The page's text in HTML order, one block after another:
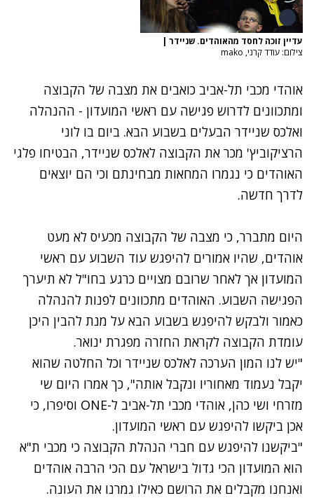
עדיין זוכה לחסד מהאוהדים. שניידר |
צילום: עודד קרני, mako
אוהדי מכבי תל-אביב כואבים את מצבה של הקבוצה
ומתכוונים לדרוש פגישה עם ראשי המועדון - ההנהלה
ואלכס שניידר הבעלים בשבוע הבא. ביום בו לוני
הרציקוביץ' מכר את הקבוצה לאלכס שניידר, הבטיחו פלגי
האוהדים כי נגמרו המחאות מבחינתם וכי הם יוצאים
לדרך חדשה.
היום מתברר, כי מצבה של הקבוצה מכעיס לא מעט
אוהדים, שהיו אמורים להיפגש עוד השבוע עם ראשי
המועדון אך לאחר שרובם מצויים כרגע בחו"ל לא תיערך
הפגישה השבוע. האוהדים מתכוונים לפנות להנהלה
כאמור ולבקש להיפגש בשבוע הבא על מנת להבין היכן
עומדת הקבוצה לקראת החזרה מפגרת ינואר.
"יש לנו המון הערכה לאלכס שניידר וכל החלטה שהוא
יקבל נעמוד מאחוריו ונקבל אותה", כך אמרו היום שי
מזרחי ושי כהן, אוהדי מכבי תל-אביב ל-ONE וסיפרו, כי
אכן ביקשו להיפגש עם ראשי המועדון.
"ביקשנו להיפגש עם חברי הנהלת הקבוצה כי מכבי ת"א
הוא המועדון הכי גדול בישראל עם הכי הרבה אוהדים
ואנחנו מקבלים את הרושם כאילו גמרנו את העונה.